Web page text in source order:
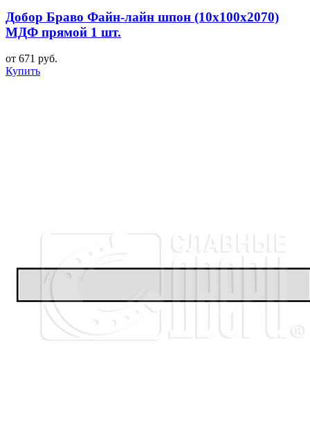
Добор Браво Файн-лайн шпон (10х100х2070)
МДФ прямой 1 шт.
от 671 руб.
Купить